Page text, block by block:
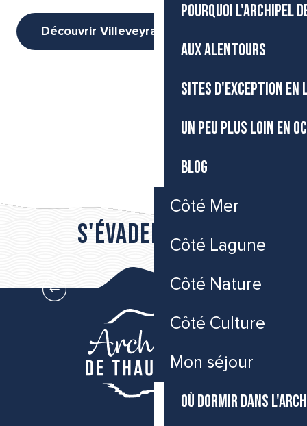
POURQUOI L'ARCHIPEL
AUX ALENTOURS
SITES D'EXCEPTION EN
UN PEU PLUS LOIN EN
BLOG
Côté Mer
Côté Lagune
Côté Nature
Côté Culture
Mon séjour
OÙ DORMIR DANS
Découvrir Villeveyrac
S'évader vers...
Côté Mer